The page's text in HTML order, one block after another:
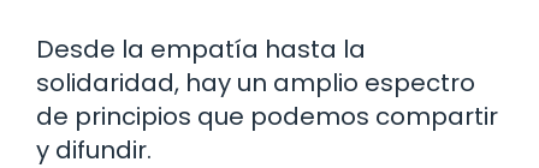
Desde la empatía hasta la
solidaridad, hay un amplio espectro
de principios que podemos compartir
y difundir.